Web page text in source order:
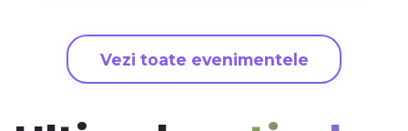
Vezi toate evenimentele